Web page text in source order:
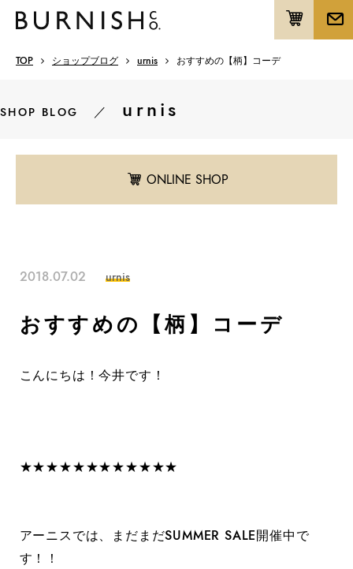
TOP ショップブログ urnis おすすめの【柄】コーデ
SHOP BLOG ／ urnis
ONLINE SHOP
2018.07.02 urnis
おすすめの【柄】コーデ
こんにちは！今井です！
★★★★★★★★★★★★
アーニスでは、まだまだSUMMER SALE開催中で
す！！